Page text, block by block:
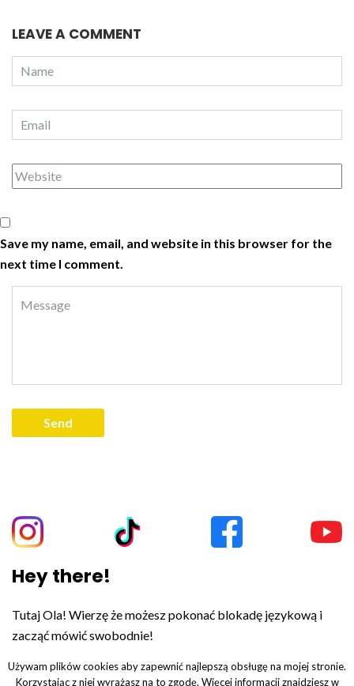
LEAVE A COMMENT
Save my name, email, and website in this browser for the
next time I comment.
Hey there!
Tutaj Ola! Wierzę że możesz pokonać blokadę językową i
zacząć mówić swobodnie!
Używam plików cookies aby zapewnić najlepszą obsługę na mojej stronie.
Korzystając z niej wyrażasz na to zgodę. Więcej informacji znajdziesz w